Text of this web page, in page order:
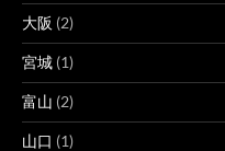
大阪 (2)
宮城 (1)
富山 (2)
山口 (1)